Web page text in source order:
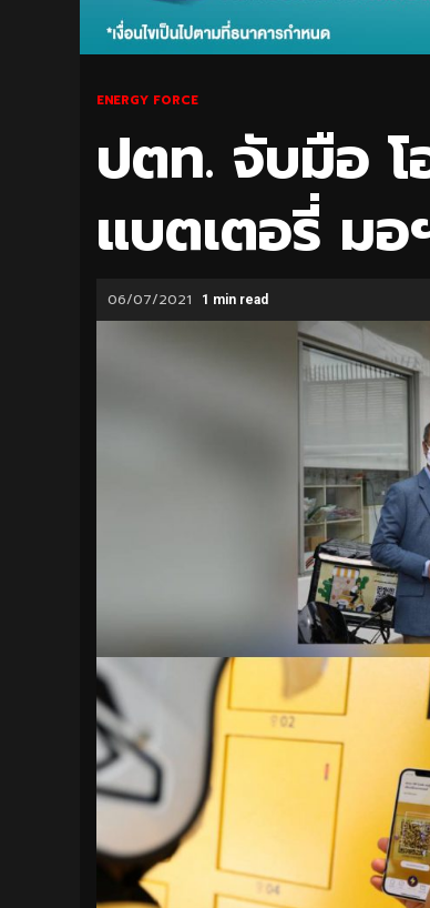
ENERGY FORCE
ปตท. จับมือ
แบตเตอรี่ มอ
06/07/2021 1 min read